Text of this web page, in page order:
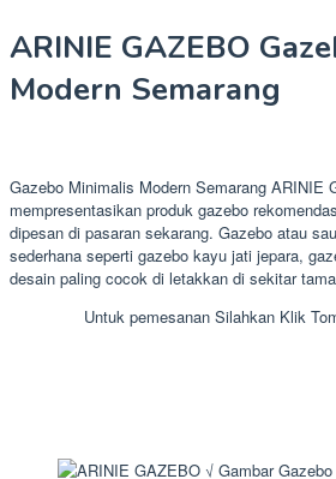
ARINIE GAZEBO
Modern Semarang
Gazebo Minimalis Modern Semarang ARINIE
mempresentasikan produk gazebo
dipesan di pasaran sekarang. Gazebo atau
sederhana seperti gazebo kayu jati jepara,
desain paling cocok di letakkan di sekitar
Untuk pemesanan Silahkan Klik